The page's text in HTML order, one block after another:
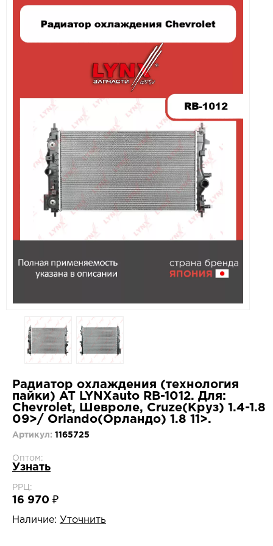
Радиатор охлаждения (технология
пайки) AT LYNXauto RB-1012. Для:
Chevrolet, Шевроле, Cruze(Круз) 1.4-1.8
09>/ Orlando(Орландо) 1.8 11>.
Артикул: 1165725
Оптом:
Узнать
РРЦ:
16 970 ₽
Наличие: Уточнить